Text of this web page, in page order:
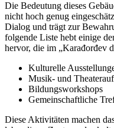
Die Bedeutung dieses
nicht hoch genug
Dialog und trägt zur
folgende Liste hebt einige
hervor, die im „Karađorđev
Kulturelle
Musik- und
Bildungsworkshops
Gemeinschaftliche
Diese Aktivitäten machen